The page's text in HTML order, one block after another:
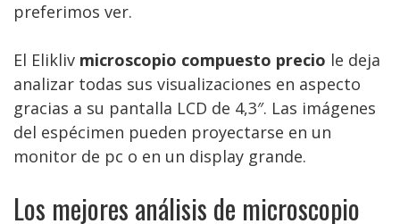
preferimos ver.
El Elikliv microscopio compuesto precio le deja
analizar todas sus visualizaciones en aspecto
gracias a su pantalla LCD de 4,3″. Las imágenes
del espécimen pueden proyectarse en un
monitor de pc o en un display grande.
Los mejores análisis de microscopio